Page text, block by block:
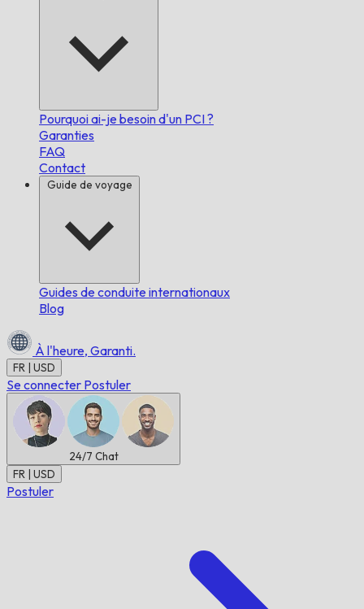
Pourquoi ai-je besoin d'un PCI ?
Garanties
FAQ
Contact
Guide de voyage
Guides de conduite internationaux
Blog
À l'heure, Garanti.
FR | USD
Se connecter Postuler
24/7 Chat
FR | USD
Postuler